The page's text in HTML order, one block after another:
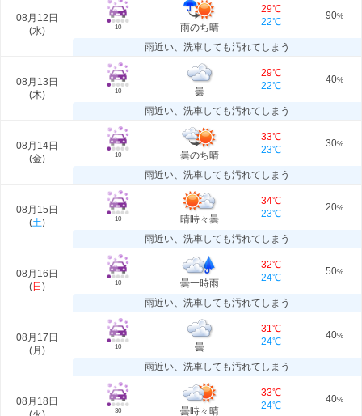
08月12日
(水) 10 雨のち晴
29℃
22℃
90%
雨近い、洗車しても汚れてしまう
08月13日
(木) 10 曇
29℃
22℃
40%
雨近い、洗車しても汚れてしまう
08月14日
(金) 10 曇のち晴
33℃
23℃
30%
雨近い、洗車しても汚れてしまう
08月15日
(土) 10 晴時々曇
34℃
23℃
20%
雨近い、洗車しても汚れてしまう
08月16日
(日 ) 10 曇一時雨
32℃
24℃
50%
雨近い、洗車しても汚れてしまう
08月17日
(月 ) 10 曇
31℃
24℃
40%
雨近い、洗車しても汚れてしまう
08月18日
30 曇時々晴
33℃
24℃
40%